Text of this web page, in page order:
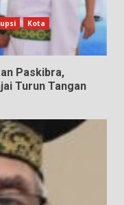
Kota
Paskibra,
Turun Tangan